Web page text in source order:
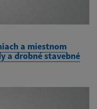
a miestnom
a drobné stavebné